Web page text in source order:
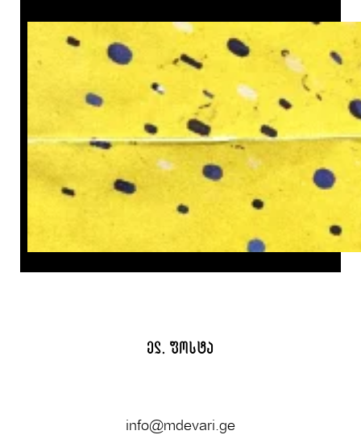
სტატისტიკის ფილოსოფია
ელ. ფოსტა
info@mdevari.ge